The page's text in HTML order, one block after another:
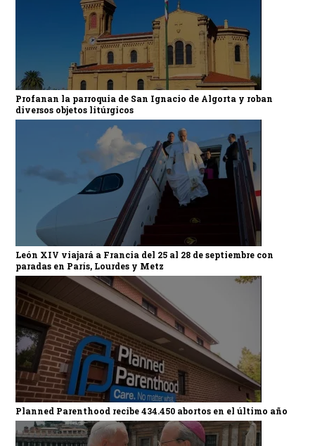
Profanan la parroquia de San Ignacio de Algorta y roban
diversos objetos litúrgicos
León XIV viajará a Francia del 25 al 28 de septiembre con
paradas en París, Lourdes y Metz
Planned Parenthood recibe 434.450 abortos en el último año